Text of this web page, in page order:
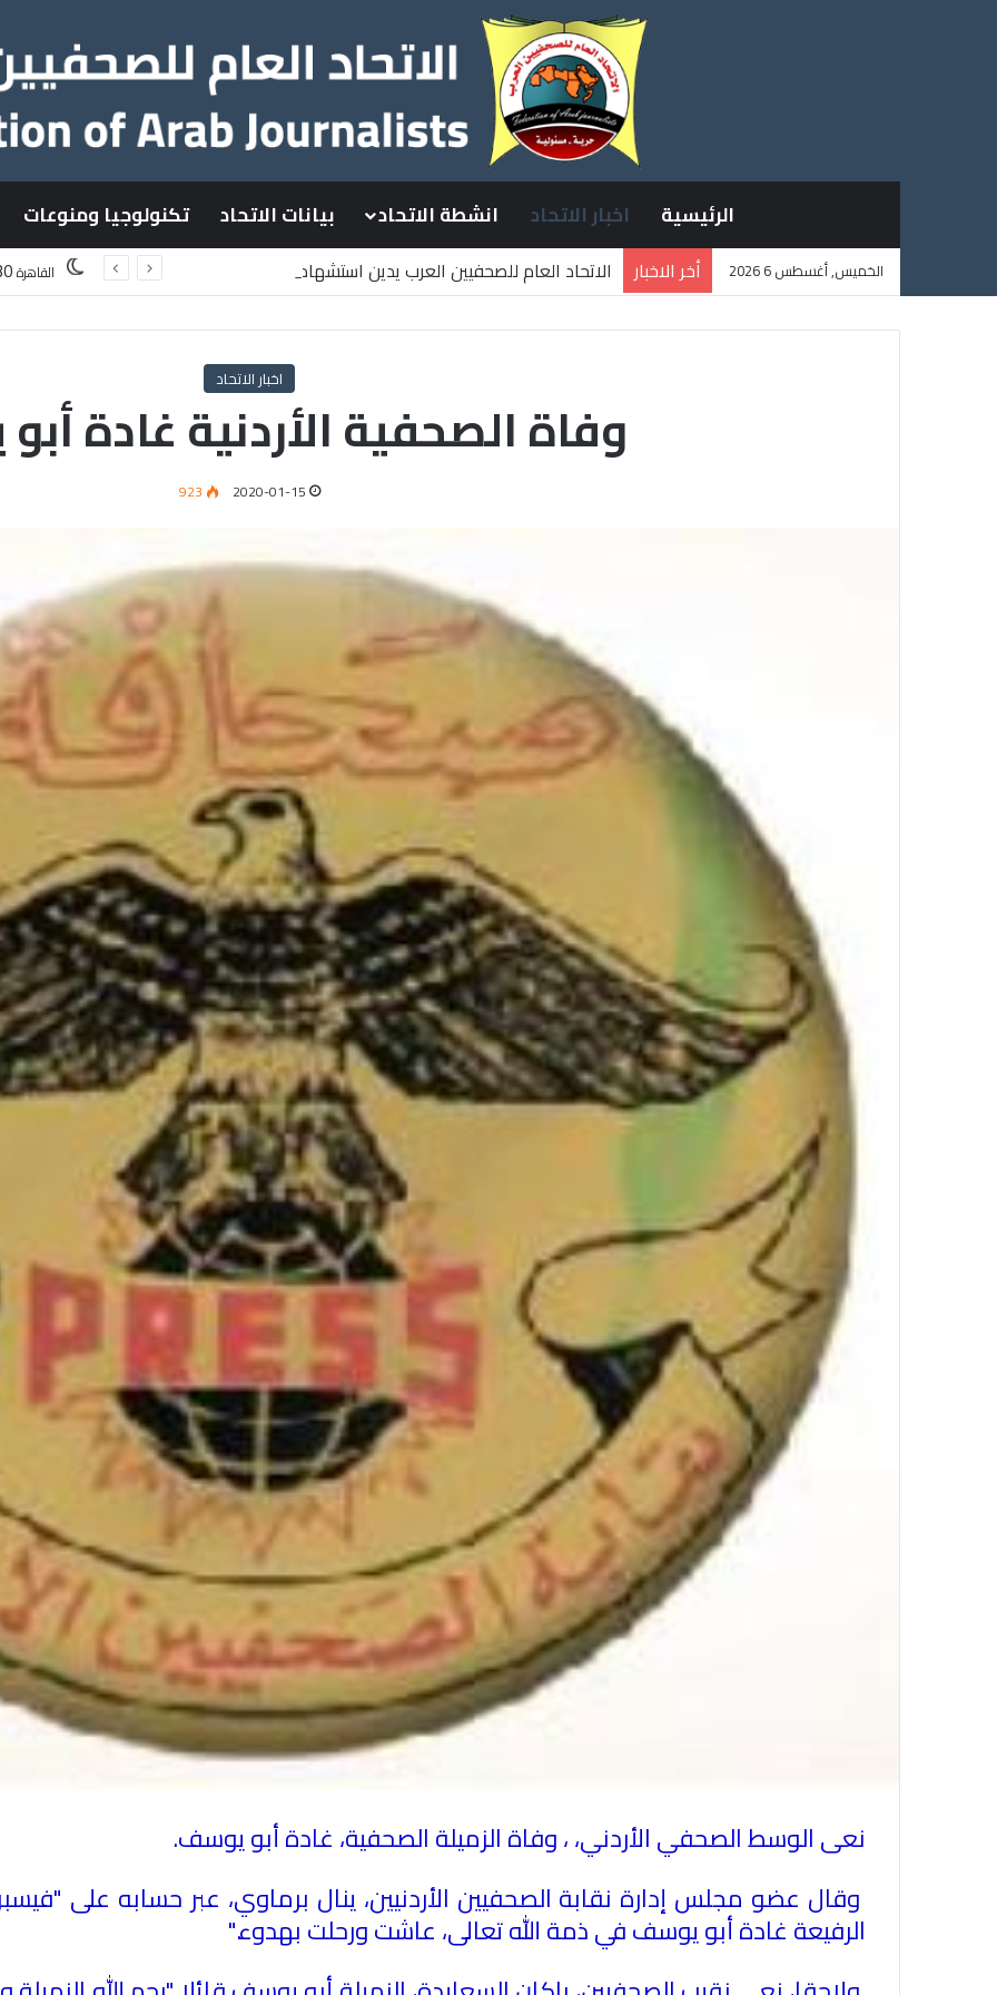
الرئيسية اخبار الاتحاد انشطة الاتحاد بيانات الاتحاد تكنولوجيا ومنوعات
الخميس, أغسطس 6 2026 أخر الاخبار
الاتحاد العام للصحفيين العرب يدين استشهاد
القاهرة
اخبار الاتحاد
وفاة الصحفية الأردنية غادة
2020-01-15
923
نعى الوسط الصحفي الأردني، ، وفاة الزميلة الصحفية، غادة أبو يوسف.
وقال عضو مجلس إدارة نقابة الصحفيين الأردنيين، ينال برماوي، عبر حسابه على
الرفيعة غادة أبو يوسف في ذمة الله تعالى، عاشت ورحلت بهدوء".